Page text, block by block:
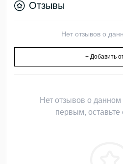
Отзывы
Нет отзывов о
+ Добавить
Нет отзывов о данном
первым, оставьте